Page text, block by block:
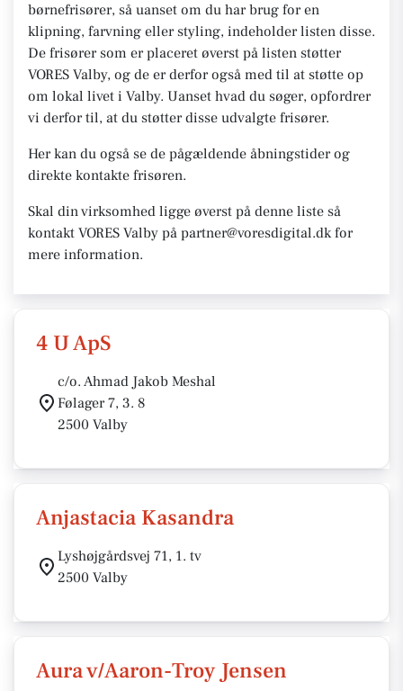
børnefrisører, så uanset om du har brug for en
klipning, farvning eller styling, indeholder listen disse.
De frisører som er placeret øverst på listen støtter
VORES Valby, og de er derfor også med til at støtte op
om lokal livet i Valby. Uanset hvad du søger, opfordrer
vi derfor til, at du støtter disse udvalgte frisører.
Her kan du også se de pågældende åbningstider og
direkte kontakte frisøren.
Skal din virksomhed ligge øverst på denne liste så
kontakt VORES Valby på partner@voresdigital.dk for
mere information.
4 U ApS
c/o. Ahmad Jakob Meshal
Følager 7, 3. 8
2500 Valby
Anjastacia Kasandra
Lyshøjgårdsvej 71, 1. tv
2500 Valby
Aura v/Aaron-Troy Jensen